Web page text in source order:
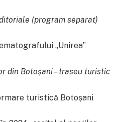
(program separat)
„Unirea”
din Botoșani – traseu turistic
turistică Botoșani